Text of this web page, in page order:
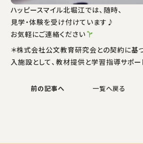
ハッピースマイル北堀江では、随時、
見学・体験を受け付けています♪
お気軽にご連絡ください
＊株式会社公文教育研究会との契約に基
入施設として、教材提供と学習指導サポー
前の記事へ 一覧へ戻る